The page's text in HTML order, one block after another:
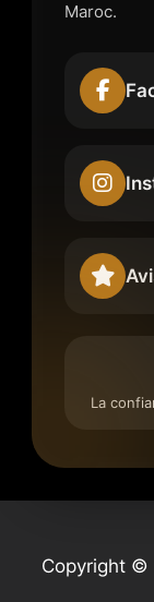
Maroc.
La
Copyright ©